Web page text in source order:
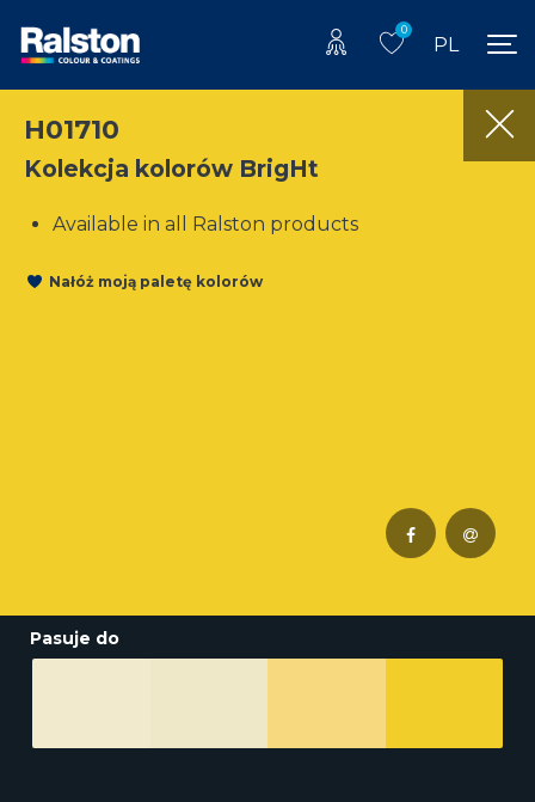
0
PL
H01710
Kolekcja kolorów BrigHt
Available in all Ralston products
Nałóż moją paletę kolorów
Pasuje do